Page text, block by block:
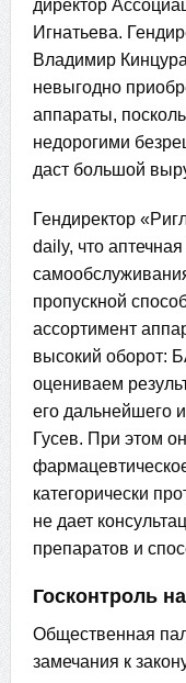
директор
Игнатьева.
Владимир
невыгодно
аппараты,
недорогими
даст большой
Гендиректор
daily, что
пропускной
ассортимент
высокий оборот:
оцениваем
его дальнейшего
Гусев. При этом
категорически
не дает
препаратов и
Госконтроль
Общественная
замечания к